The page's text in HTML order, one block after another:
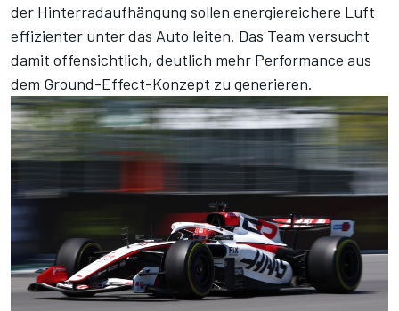
der Hinterradaufhängung sollen energiereichere Luft
effizienter unter das Auto leiten. Das Team versucht
damit offensichtlich, deutlich mehr Performance aus
dem Ground-Effect-Konzept zu generieren.